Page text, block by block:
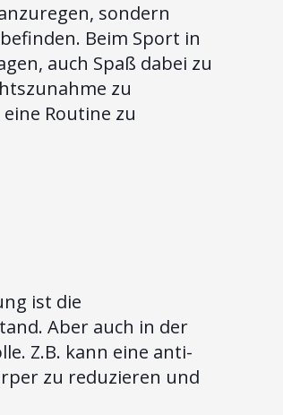
sondern
Beim Sport in
auch Spaß dabei zu
zu
Routine zu
ist die
Aber auch in der
Z.B. kann eine anti-
zu reduzieren und